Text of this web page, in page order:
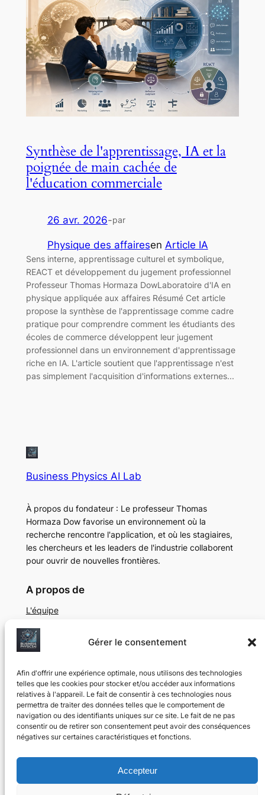
Gérer le consentement
Afin d'offrir une expérience optimale, nous utilisons des technologies
telles que les cookies pour stocker et/ou accéder aux informations
relatives à l'appareil. Le fait de consentir à ces technologies nous
permettra de traiter des données telles que le comportement de
navigation ou des identifiants uniques sur ce site. Le fait de ne pas
consentir ou de retirer son consentement peut avoir des conséquences
négatives sur certaines caractéristiques et fonctions.
Accepteur
Synthèse de l'apprentissage, IA et la
poignée de main cachée de
l'éducation commerciale
26 avr. 2026-par
Physique des affairesen Article IA
Sens interne, apprentissage culturel et symbolique,
REACT et développement du jugement professionnel
Professeur Thomas Hormaza DowLaboratoire d'IA en
physique appliquée aux affaires Résumé Cet article
propose la synthèse de l'apprentissage comme cadre
pratique pour comprendre comment les étudiants des
écoles de commerce développent leur jugement
professionnel dans un environnement d'apprentissage
riche en IA. L'article soutient que l'apprentissage n'est
pas simplement l'acquisition d'informations externes...
Business Physics AI Lab
À propos du fondateur : Le professeur Thomas
Hormaza Dow favorise un environnement où la
recherche rencontre l'application, et où les stagiaires,
les chercheurs et les leaders de l'industrie collaborent
pour ouvrir de nouvelles frontières.
A propos de
L'équipe
Montréal, Québec Laboratoire d'IA
Politique de confidentialité
Conditions générales d'utilisation
Nous contacter
LinkedIn
YouTube
Montréal, au Canada, à des fins éducatives et de
recherche depuis 2024.